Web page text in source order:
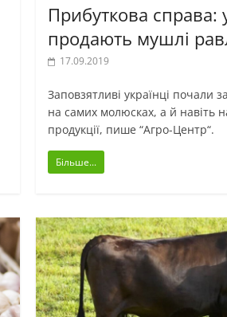
Прибуткова справа:
продають мушлі
17.09.2019
Заповзятливі українці почали
на самих молюсках, а й навіть
продукції, пише “Агро-Центр“.
Більше...